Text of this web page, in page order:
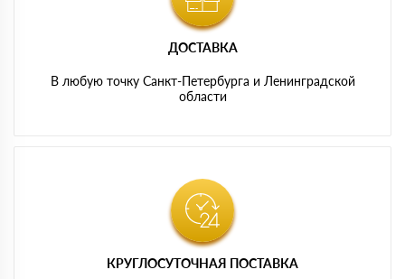
ДОСТАВКА
В любую точку Санкт-Петербурга и Ленинградской
области
КРУГЛОСУТОЧНАЯ ПОСТАВКА